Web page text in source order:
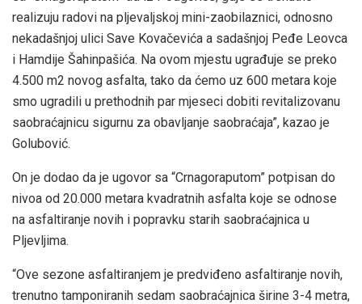
realizuju radovi na pljevaljskoj mini-zaobilaznici, odnosno
nekadašnjoj ulici Save Kovačevića a sadašnjoj Peđe Leovca
i Hamdije Šahinpašića. Na ovom mjestu ugrađuje se preko
4.500 m2 novog asfalta, tako da ćemo uz 600 metara koje
smo ugradili u prethodnih par mjeseci dobiti revitalizovanu
saobraćajnicu sigurnu za obavljanje saobraćaja”, kazao je
Golubović.
On je dodao da je ugovor sa “Crnagoraputom” potpisan do
nivoa od 20.000 metara kvadratnih asfalta koje se odnose
na asfaltiranje novih i popravku starih saobraćajnica u
Pljevljima.
“Ove sezone asfaltiranjem je predviđeno asfaltiranje novih,
trenutno tamponiranih sedam saobraćajnica širine 3-4 metra,